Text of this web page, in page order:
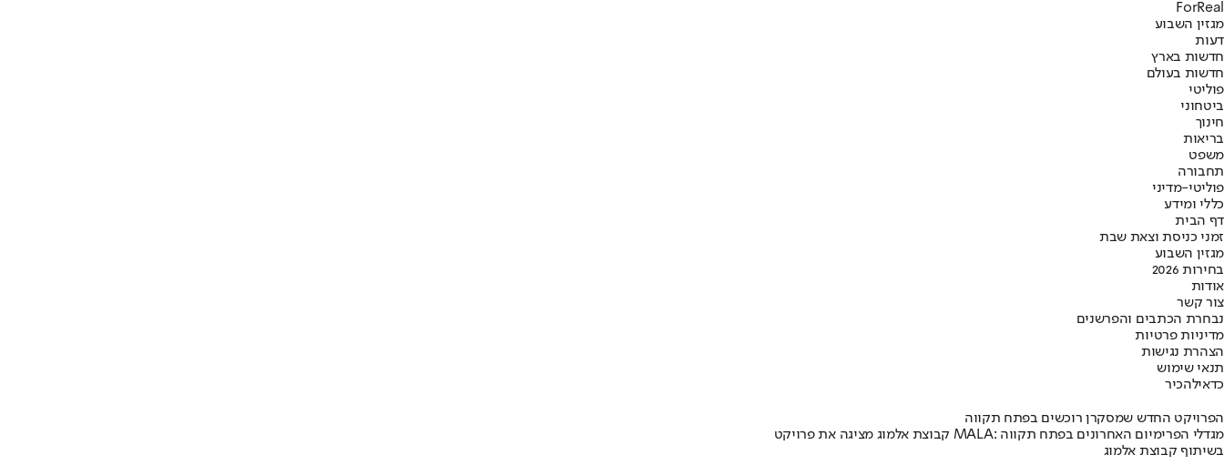
ForReal
מגזין השבוע
דעות
חדשות בארץ
חדשות בעולם
פוליטי
ביטחוני
חינוך
בריאות
משפט
תחבורה
פוליטי-מדיני
כללי ומידע
דף הבית
זמני כניסת וצאת שבת
מגזין השבוע
בחירות 2026
אודות
צור קשר
נבחרת הכתבים והפרשנים
מדיניות פרטיות
הצהרת נגישות
תנאי שימוש
כדאילהכיר
הפרויקט החדש שמסקרן רוכשים בפתח תקווה
קבוצת אלמוג מציגה את פרויקט MALA: מגדלי הפרימיום האחרונים בפתח תקווה
בשיתוף קבוצת אלמוג